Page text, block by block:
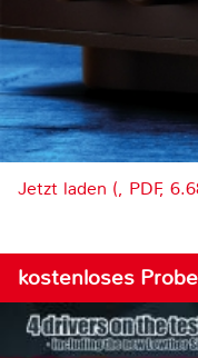
Jetzt laden (, PDF,
kostenloses